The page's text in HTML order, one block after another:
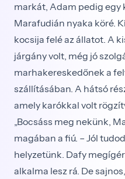
markát, Adam pedig
Marafudián nyaka köré.
kocsija felé az állatot. A
járgány volt, még jó
marhakereskedőnek a
szállításában. A hátsó
amely karókkal volt
„Bocsáss meg nekünk,
magában a fiú. – Jól
helyzetünk. Dafy
alkalma lesz rá. De